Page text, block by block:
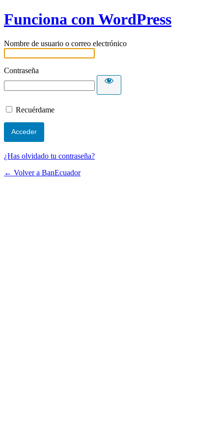
Funciona con WordPress
Nombre de usuario o correo electrónico
Contraseña
Recuérdame
¿Has olvidado tu contraseña?
← Volver a BanEcuador